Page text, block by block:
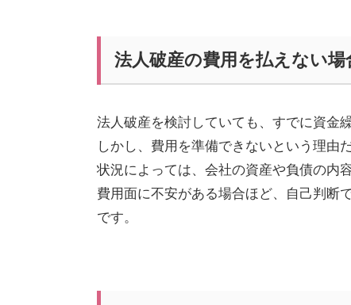
法人破産の費用を払えない場
法人破産を検討していても、すでに資金
しかし、費用を準備できないという理由
状況によっては、会社の資産や負債の内
費用面に不安がある場合ほど、自己判断
です。